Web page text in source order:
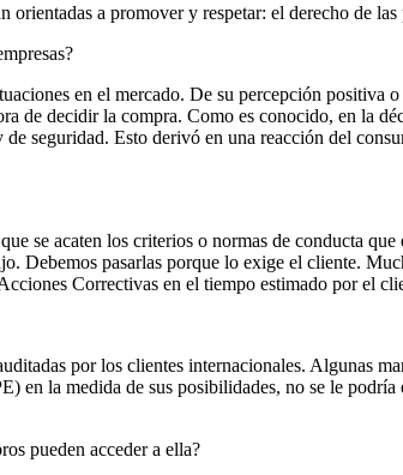
orientadas a promover y respetar: el derecho de
en el mercado. De su percepción positiva
de decidir la compra. Como es conocido, en la
seguridad. Esto derivó en una reacción del
se acaten los criterios o normas de conducta
Debemos pasarlas porque lo exige el cliente.
Correctivas en el tiempo estimado por el
por los clientes internacionales. Algunas
en la medida de sus posibilidades, no se le
pueden acceder a ella?